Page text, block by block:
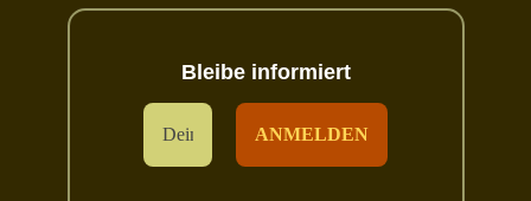
Bleibe informiert